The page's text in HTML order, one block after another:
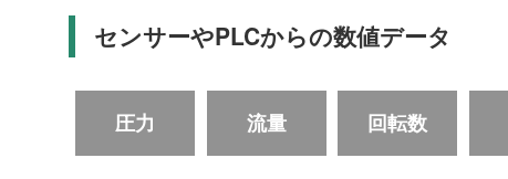
センサーやPLCからの数値データ
圧力 流量 回転数